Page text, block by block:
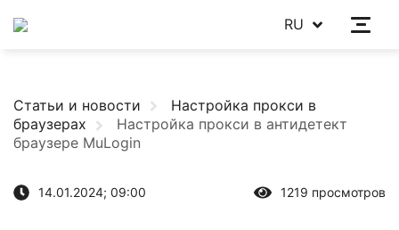
RU
Статьи и новости
Настройка прокси в
браузерах
Настройка прокси в антидетект
браузере MuLogin
14.01.2024; 09:00 1219 просмотров